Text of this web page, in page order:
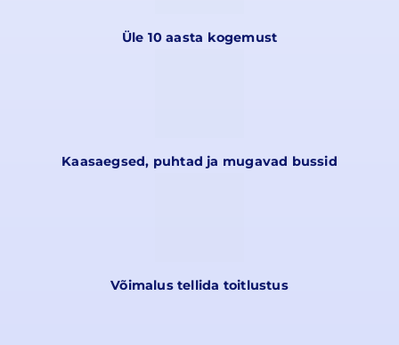
Üle 10 aasta kogemust
Kaasaegsed, puhtad ja mugavad bussid
Võimalus tellida toitlustus